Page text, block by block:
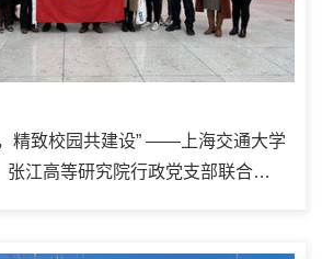
精致校园共建设” ——上海交通大学
张江高等研究院行政党支部联合开